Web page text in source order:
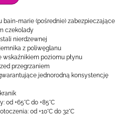
bain-marie (pośrednie) zabezpieczające
czekolady
nierdzewnej
z poliwęglanu
wskaźnikiem poziomu płynu
przegrzaniem
jednorodną konsystencję
+65°C do +85°C
od +10°C do 32°C